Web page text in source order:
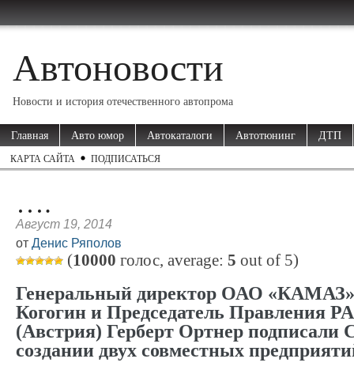
Автоновости
Новости и история отечественного автопрома
Главная Авто юмор Автокаталоги Автотюнинг ДТП
КАРТА САЙТА ПОДПИСАТЬСЯ
….
Август 19, 2014
от Денис Ряполов
(10000 голос, average: 5 out of 5)
Генеральный директор ОАО
Когогин и Председатель Правления
(Австрия) Герберт Ортнер подписали
создании двух совместных